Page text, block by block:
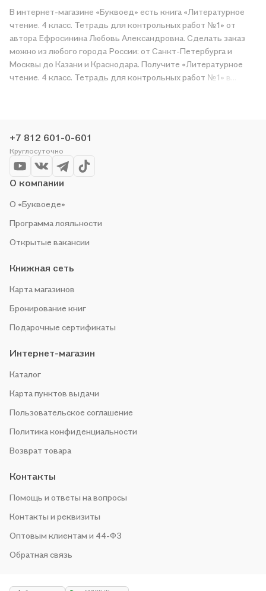
В интернет-магазине «Буквоед» есть книга «Литературное
чтение. 4 класс. Тетрадь для контрольных работ №1» от
автора Ефросинина Любовь Александровна. Сделать заказ
можно из любого города России: от Санкт-Петербурга и
Москвы до Казани и Краснодара. Получите «Литературное
чтение. 4 класс. Тетрадь для контрольных работ №1» в
чтобы не упустить выгоду!
+7 812 601-0-601
Круглосуточно
О компании
О «Буквоеде»
Программа лояльности
Открытые вакансии
Книжная сеть
Карта магазинов
Бронирование книг
Подарочные сертификаты
Интернет-магазин
Каталог
Карта пунктов выдачи
Пользовательское соглашение
Политика конфиденциальности
Возврат товара
Контакты
Помощь и ответы на вопросы
Контакты и реквизиты
Оптовым клиентам и 44-ФЗ
Обратная связь